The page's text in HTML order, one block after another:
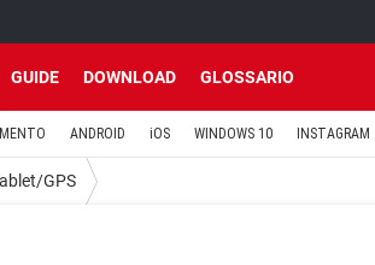
GUIDE DOWNLOAD GLOSSARIO
ANDROID iOS WINDOWS 10 INSTAGRAM
GPS